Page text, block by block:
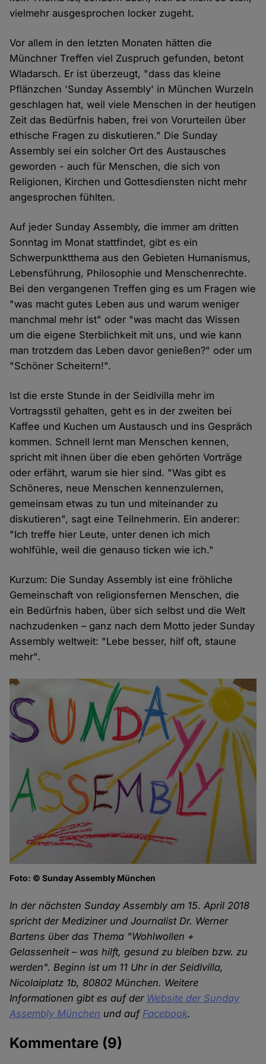
vielmehr ausgesprochen locker zugeht.
Vor allem in den letzten Monaten hätten die
Münchner Treffen viel Zuspruch gefunden, betont
Wladarsch. Er ist überzeugt, "dass das kleine
Pflänzchen 'Sunday Assembly' in München Wurzeln
geschlagen hat, weil viele Menschen in der heutigen
Zeit das Bedürfnis haben, frei von Vorurteilen über
ethische Fragen zu diskutieren." Die Sunday
Assembly sei ein solcher Ort des Austausches
geworden - auch für Menschen, die sich von
Religionen, Kirchen und Gottesdiensten nicht mehr
angesprochen fühlten.
Auf jeder Sunday Assembly, die immer am dritten
Sonntag im Monat stattfindet, gibt es ein
Schwerpunktthema aus den Gebieten Humanismus,
Lebensführung, Philosophie und Menschenrechte.
Bei den vergangenen Treffen ging es um Fragen wie
"was macht gutes Leben aus und warum weniger
manchmal mehr ist" oder "was macht das Wissen
um die eigene Sterblichkeit mit uns, und wie kann
man trotzdem das Leben davor genießen?" oder um
"Schöner Scheitern!".
Ist die erste Stunde in der Seidlvilla mehr im
Vortragsstil gehalten, geht es in der zweiten bei
Kaffee und Kuchen um Austausch und ins Gespräch
kommen. Schnell lernt man Menschen kennen,
spricht mit ihnen über die eben gehörten Vorträge
oder erfährt, warum sie hier sind. "Was gibt es
Schöneres, neue Menschen kennenzulernen,
gemeinsam etwas zu tun und miteinander zu
diskutieren", sagt eine Teilnehmerin. Ein anderer:
"Ich treffe hier Leute, unter denen ich mich
wohlfühle, weil die genauso ticken wie ich."
Kurzum: Die Sunday Assembly ist eine fröhliche
Gemeinschaft von religionsfernen Menschen, die
ein Bedürfnis haben, über sich selbst und die Welt
nachzudenken – ganz nach dem Motto jeder Sunday
Assembly weltweit: "Lebe besser, hilf oft, staune
mehr".
Foto: © Sunday Assembly München
In der nächsten Sunday Assembly am 15. April 2018
spricht der Mediziner und Journalist Dr. Werner
Bartens über das Thema "Wohlwollen +
Gelassenheit – was hilft, gesund zu bleiben bzw. zu
werden". Beginn ist um 11 Uhr in der Seidlvilla,
Nicolaiplatz 1b, 80802 München. Weitere
Informationen gibt es auf der Website der Sunday
Assembly München und auf Facebook.
Kommentare (9)